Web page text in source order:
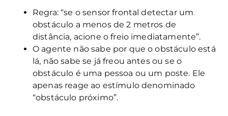
Regra: “se o sensor frontal detectar um
obstáculo a menos de 2 metros de
distância, acione o freio imediatamente”.
O agente não sabe por que o obstáculo está
lá, não sabe se já freou antes ou se o
obstáculo é uma pessoa ou um poste. Ele
apenas reage ao estímulo denominado
“obstáculo próximo”.